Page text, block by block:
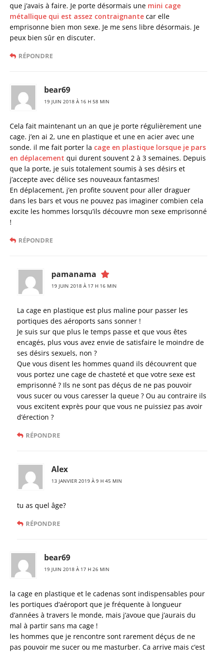
que j’avais à faire. Je porte désormais une mini cage
métallique qui est assez contraignante car elle
emprisonne bien mon sexe. Je me sens libre désormais. Je
peux bien sûr en discuter.
RÉPONDRE
bear69
19 JUIN 2018 À 16 H 58 MIN
Cela fait maintenant un an que je porte régulièrement une
cage. j’en ai 2, une en plastique et une en acier avec une
sonde. il me fait porter la cage en plastique lorsque je pars
en déplacement qui durent souvent 2 à 3 semaines. Depuis
que la porte, je suis totalement soumis à ses désirs et
j’accepte avec délice ses nouveaux fantasmes!
En déplacement, j’en profite souvent pour aller draguer
dans les bars et vous ne pouvez pas imaginer combien cela
excite les hommes lorsqu’ils découvre mon sexe emprisonné
!
RÉPONDRE
pamanama
19 JUIN 2018 À 17 H 16 MIN
La cage en plastique est plus maline pour passer les
portiques des aéroports sans sonner !
Je suis sur que plus le temps passe et que vous êtes
encagés, plus vous avez envie de satisfaire le moindre de
ses désirs sexuels, non ?
Que vous disent les hommes quand ils découvrent que
vous portez une cage de chasteté et que votre sexe est
emprisonné ? Ils ne sont pas déçus de ne pas pouvoir
vous sucer ou vous caresser la queue ? Ou au contraire ils
vous excitent exprès pour que vous ne puissiez pas avoir
d’érection ?
RÉPONDRE
Alex
13 JANVIER 2019 À 9 H 45 MIN
tu as quel âge?
RÉPONDRE
bear69
19 JUIN 2018 À 17 H 26 MIN
la cage en plastique et le cadenas sont indispensables pour
les portiques d’aéroport que je fréquente à longueur
d’années à travers le monde, mais j’avoue que j’aurais du
mal à partir sans ma cage !
les hommes que je rencontre sont rarement déçus de ne
pas pouvoir me sucer ou me masturber. Ca arrive mais c’est